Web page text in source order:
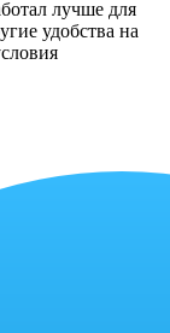
лучше для
удобства на